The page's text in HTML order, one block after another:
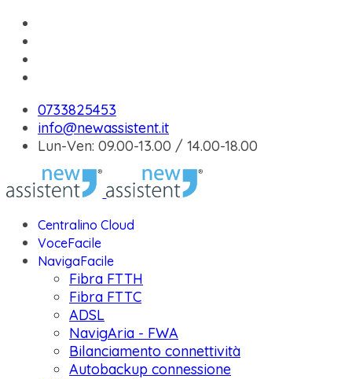
0733825453
info@newassistent.it
Lun-Ven: 09.00-13.00 / 14.00-18.00
Centralino Cloud
VoceFacile
NavigaFacile
Fibra FTTH
Fibra FTTC
ADSL
NavigAria - FWA
Bilanciamento connettività
Autobackup connessione